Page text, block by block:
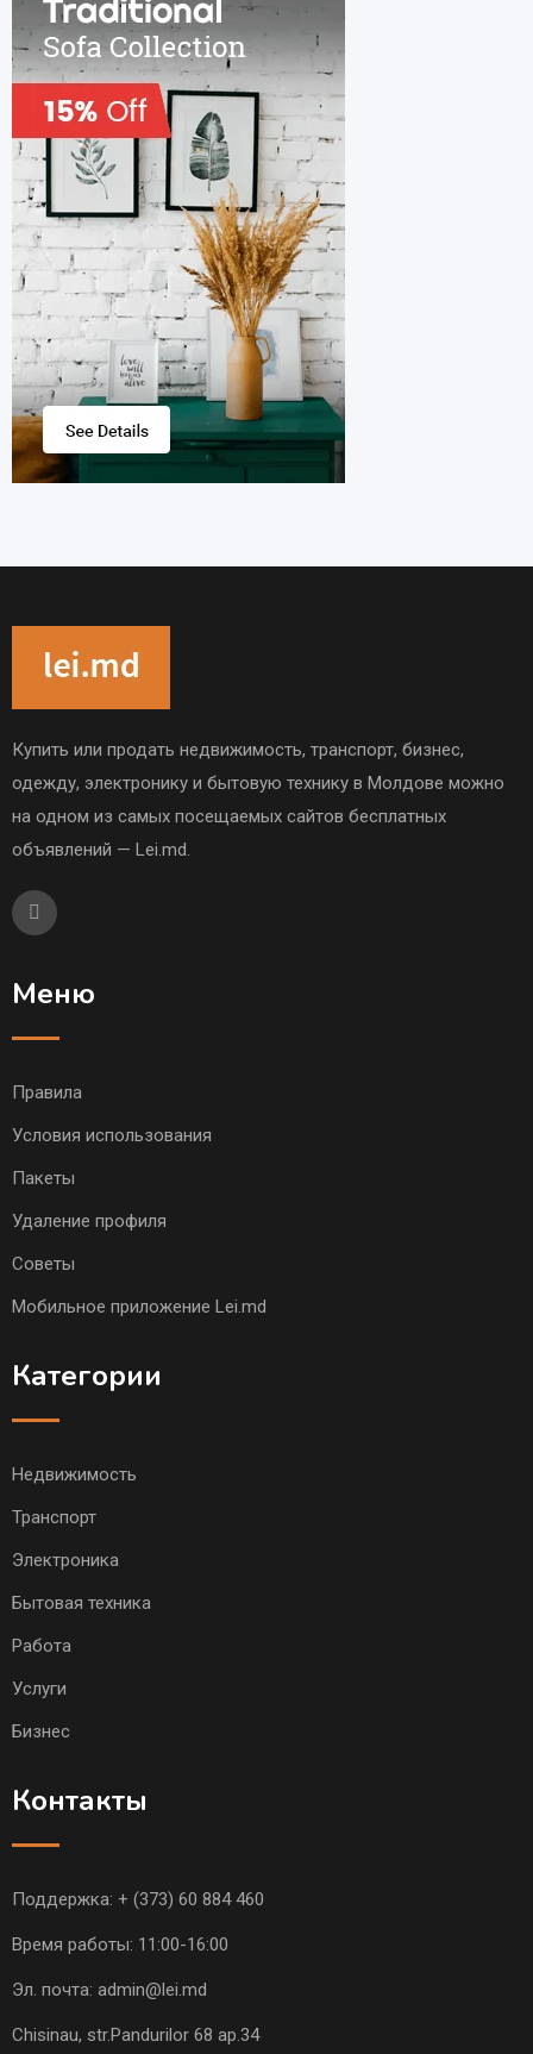
Купить или продать недвижимость, транспорт, бизнес,
одежду, электронику и бытовую технику в Молдове можно
на одном из самых посещаемых сайтов бесплатных
объявлений — Lei.md.
Меню
Правила
Условия использования
Пакеты
Удаление профиля
Советы
Мобильное приложение Lei.md
Категории
Недвижимость
Транспорт
Электроника
Бытовая техника
Работа
Услуги
Бизнес
Контакты
Поддержка: + (373) 60 884 460
Время работы: 11:00-16:00
Эл. почта: admin@lei.md
Chisinau, str.Pandurilor 68 ap.34